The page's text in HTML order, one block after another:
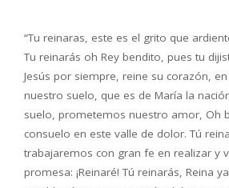
“Tu reinaras, este es el grito que
Tu reinarás oh Rey bendito, pues tu
Jesús por siempre, reine su corazón,
nuestro suelo, que es de María la
suelo, prometemos nuestro amor, Oh
consuelo en este valle de dolor. Tú
trabajaremos con gran fe en realizar y
promesa: ¡Reinaré! Tú reinarás, Reina